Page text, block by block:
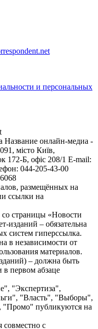
и персональных
Название онлайн-медиа -
місто Київ,
Б, офіс 208/1 E-mail:
044-205-43-00
размещённых на
ссылки на
страницы «Новости
изданий – обязательна
систем гиперссылка.
в независимости от
материалов.
– должна быть
в первом абзаце
"Экспертиза",
"Власть", "Выборы",
"Промо" публикуются на
совместно с